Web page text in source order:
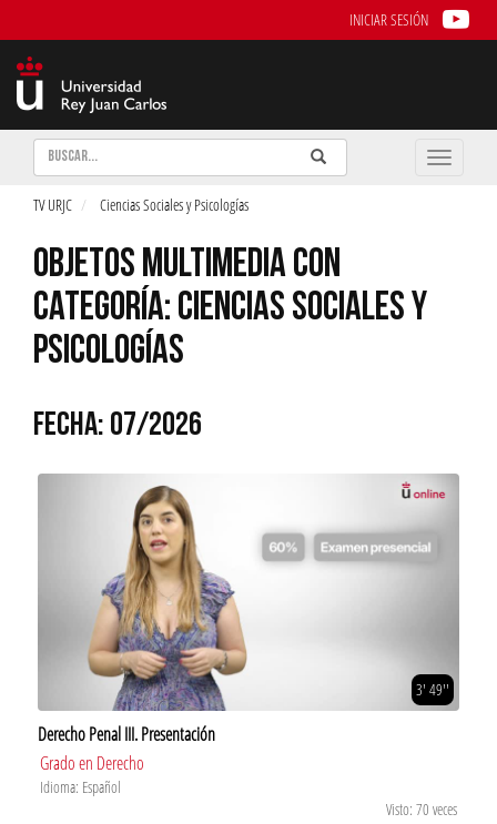
INICIAR SESIÓN
Buscar Enviar
Buscar
Toggle
TV URJC Ciencias Sociales y Psicologías
OBJETOS MULTIMEDIA CON
CATEGORÍA: CIENCIAS SOCIALES Y
PSICOLOGÍAS
FECHA: 07/2026
3' 49''
Derecho Penal III. Presentación
Grado en Derecho
Idioma: Español
Visto: 70 veces